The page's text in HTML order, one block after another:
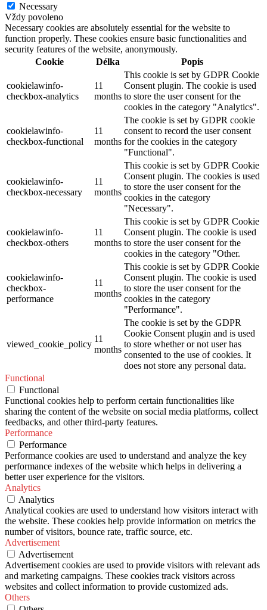
Necessary
Vždy povoleno
Necessary cookies are absolutely essential for the website to
function properly. These cookies ensure basic functionalities and
security features of the website, anonymously.
Cookie
Délka Popis
cookielawinfo-
checkbox-analytics
11
months
This cookie is set by GDPR Cookie
Consent plugin. The cookie is used
to store the user consent for the
cookies in the category "Analytics".
cookielawinfo-
checkbox-functional
11
months
The cookie is set by GDPR cookie
consent to record the user consent
for the cookies in the category
"Functional".
cookielawinfo-
checkbox-necessary
11
months
This cookie is set by GDPR Cookie
Consent plugin. The cookies is used
to store the user consent for the
cookies in the category
"Necessary".
cookielawinfo-
checkbox-others
11
months
This cookie is set by GDPR Cookie
Consent plugin. The cookie is used
to store the user consent for the
cookies in the category "Other.
cookielawinfo-
checkbox-
performance
11
months
This cookie is set by GDPR Cookie
Consent plugin. The cookie is used
to store the user consent for the
cookies in the category
"Performance".
viewed_cookie_policy
11
months
The cookie is set by the GDPR
Cookie Consent plugin and is used
to store whether or not user has
consented to the use of cookies. It
does not store any personal data.
Functional
Functional
Functional cookies help to perform certain functionalities like
sharing the content of the website on social media platforms, collect
feedbacks, and other third-party features.
Performance
Performance
Performance cookies are used to understand and analyze the key
performance indexes of the website which helps in delivering a
better user experience for the visitors.
Analytics
Analytics
Analytical cookies are used to understand how visitors interact with
the website. These cookies help provide information on metrics the
number of visitors, bounce rate, traffic source, etc.
Advertisement
Advertisement
Advertisement cookies are used to provide visitors with relevant ads
and marketing campaigns. These cookies track visitors across
websites and collect information to provide customized ads.
Others